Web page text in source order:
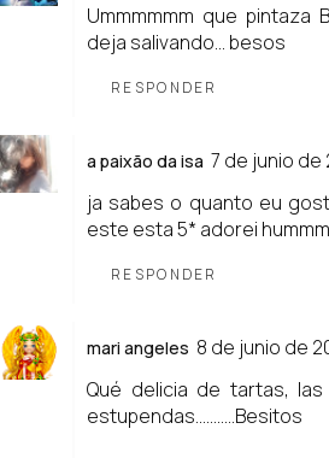
Ummmmmm que
deja salivando... besos
RESPONDER
a paixão da isa 7 de junio de
ja sabes o quanto eu
este esta 5* adorei
RESPONDER
mari angeles 8 de junio de
Qué delicia de tartas,
estupendas...........Besitos